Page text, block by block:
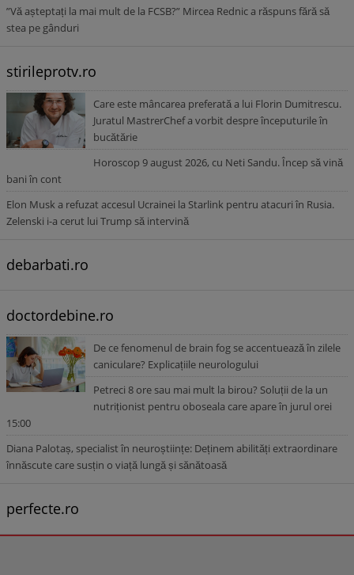
”Vă așteptați la mai mult de la FCSB?” Mircea Rednic a răspuns fără să
stea pe gânduri
stirileprotv.ro
Care este mâncarea preferată a lui Florin Dumitrescu.
Juratul MastrerChef a vorbit despre începuturile în
bucătărie
Horoscop 9 august 2026, cu Neti Sandu. Încep să vină
bani în cont
Elon Musk a refuzat accesul Ucrainei la Starlink pentru atacuri în Rusia.
Zelenski i-a cerut lui Trump să intervină
debarbati.ro
doctordebine.ro
De ce fenomenul de brain fog se accentuează în zilele
caniculare? Explicațiile neurologului
Petreci 8 ore sau mai mult la birou? Soluții de la un
nutriționist pentru oboseala care apare în jurul orei
15:00
Diana Palotaș, specialist în neuroștiințe: Deținem abilități extraordinare
înnăscute care susțin o viață lungă și sănătoasă
perfecte.ro